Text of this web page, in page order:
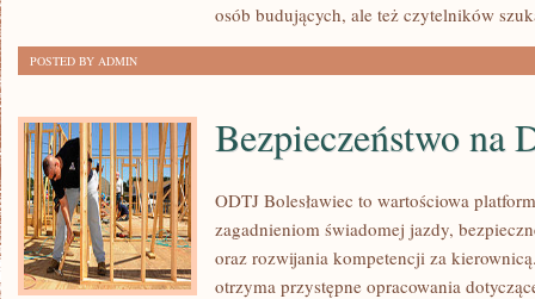
osób budujących, ale też czytelników
POSTED BY ADMIN
Bezpieczeństwo na
ODTJ Bolesławiec to wartościowa
zagadnieniom świadomej jazdy,
oraz rozwijania kompetencji za
otrzyma przystępne opracowania